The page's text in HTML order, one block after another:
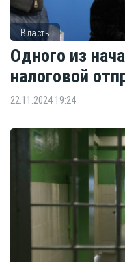
Власть
Одного из
налоговой
22.11.2024 19:24